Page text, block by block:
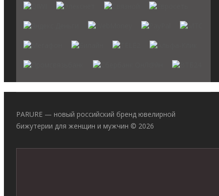
PARURE — новый российский бренд ювелирной
бижутерии для женщин и мужчин © 2026